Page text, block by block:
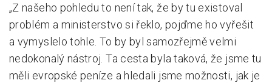
„Z našeho pohledu to není tak, že by tu existoval
problém a ministerstvo si řeklo, pojďme ho vyřešit
a vymyslelo tohle. To by byl samozřejmě velmi
nedokonalý nástroj. Ta cesta byla taková, že jsme tu
měli evropské peníze a hledali jsme možnosti, jak je